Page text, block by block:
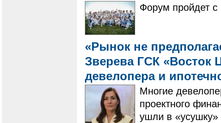
Форум пройдет с
«Рынок не
Зверева ГСК «Восток
девелопера и
Многие
проектного
ушли в «усушку»